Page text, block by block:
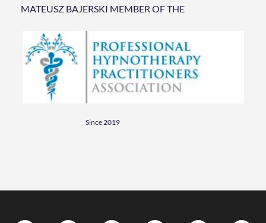
MATEUSZ BAJERSKI MEMBER OF THE
Since 2019